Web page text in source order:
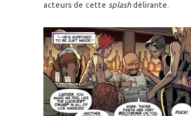
acteurs de cette splashdélirante.